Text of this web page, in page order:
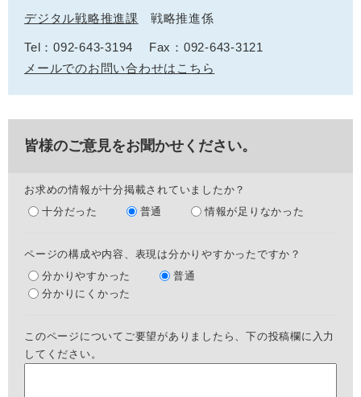
デジタル戦略推進課 戦略推進係
Tel：092-643-3194
Fax：092-643-3121
メールでのお問い合わせはこちら
皆様のご意見をお聞かせください。
お求めの情報が十分掲載されていましたか？
十分だった
普通 情報が足りなかった
ページの構成や内容、表現は分かりやすかったですか？
分かりやすかった
普通
分かりにくかった
このページについてご要望がありましたら、下の投稿欄に入力
してください。